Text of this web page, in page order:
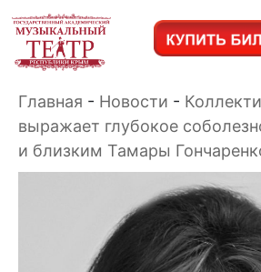
Главная - Новости -
выражает глубокое
и близким Тамары